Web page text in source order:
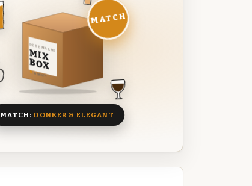
DEZE MAAND
MIX
BOX
8 BIEREN
MATCH
MATCH:DONKER & ELEGANT